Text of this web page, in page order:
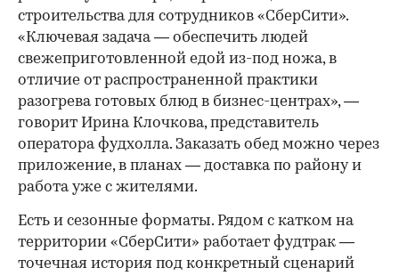
строительства для сотрудников «СберСити».
«Ключевая задача — обеспечить людей
свежеприготовленной едой из-под ножа, в
отличие от распространенной практики
разогрева готовых блюд в бизнес-центрах», —
говорит Ирина Клочкова, представитель
оператора фудхолла. Заказать обед можно через
приложение, в планах — доставка по району и
работа уже с жителями.
Есть и сезонные форматы. Рядом с катком на
территории «СберСити» работает фудтрак —
точечная история под конкретный сценарий